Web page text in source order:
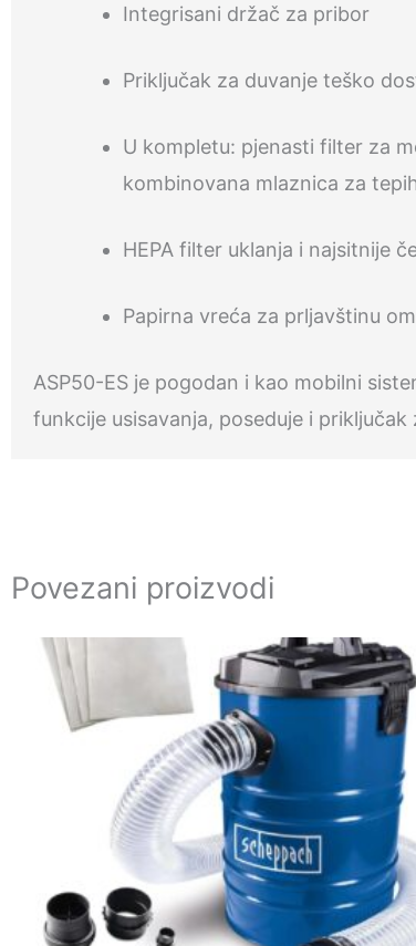
Integrisani držač za pribor
Priključak za duvanje teško
U kompletu: pjenasti filter za
kombinovana mlaznica za
HEPA filter uklanja i najsitnije
Papirna vreća za prljavštinu
ASP50-ES je pogodan i kao mobilni
funkcije usisavanja, poseduje i
Povezani proizvodi